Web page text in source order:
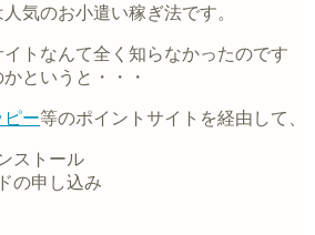
気のお小遣い稼ぎ法です。
トなんて全く知らなかったのです
というと・・・
ピー等のポイントサイトを経由して、
ストール
の申し込み